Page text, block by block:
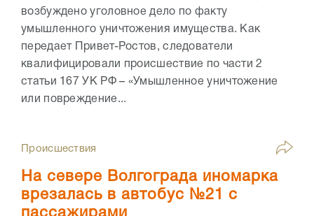
возбуждено уголовное дело по факту
умышленного уничтожения имущества. Как
передает Привет-Ростов, следователи
квалифицировали происшествие по части 2
статьи 167 УК РФ – «Умышленное уничтожение
или повреждение...
Происшествия
На севере Волгограда иномарка
врезалась в автобус №21 с
пассажирами